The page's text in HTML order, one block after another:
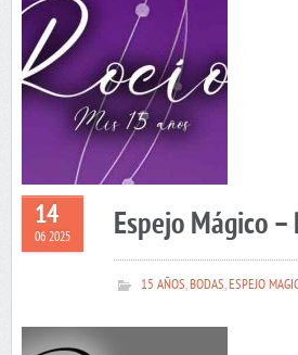
14
06 2025 Espejo Mágico –
15 AÑOS,BODAS,ESPEJO